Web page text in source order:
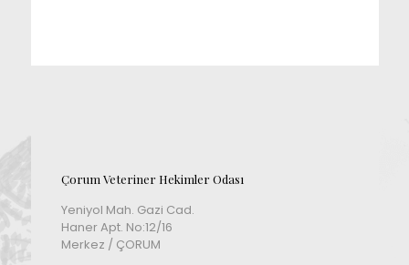
Çorum Veteriner Hekimler Odası
Yeniyol Mah. Gazi Cad.
Haner Apt. No:12/16
Merkez / ÇORUM